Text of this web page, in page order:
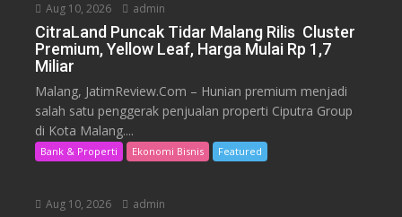
Aug 10, 2026 admin
CitraLand Puncak Tidar Malang Rilis Cluster
Premium, Yellow Leaf, Harga Mulai Rp 1,7
Miliar
Malang, JatimReview.Com – Hunian premium menjadi
salah satu penggerak penjualan properti Ciputra Group
di Kota Malang....
Bank & Properti Ekonomi Bisnis Featured
Aug 10, 2026 admin